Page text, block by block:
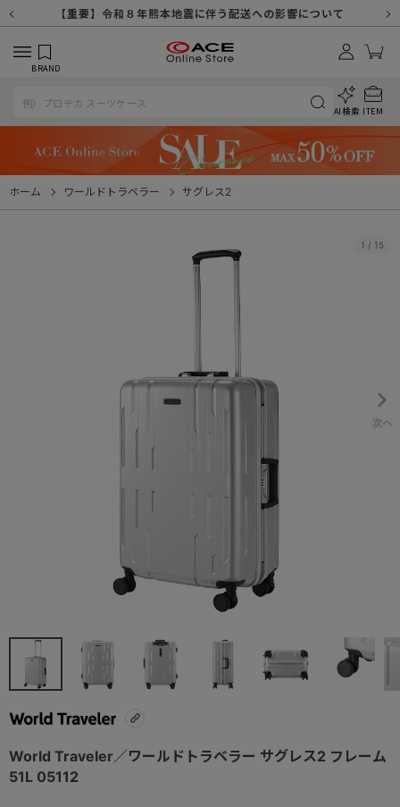
【重要】8/11（火・祝）休業及び配送スケジュールについて
【重要】令和８年熊本地震に伴う配送への影響について
【重要】納品書・領収書ペーパーレス化（電子化）のお知らせ
【重要】天候不良や交通状況・物量増等に伴う配送への影響について
【重要】悪質な詐欺サイトにご注意ください
【重要】各種メールが届かない場合に関しまして
【重要】お問い合わせのご対応に関しまして
【重要】SNSのなりすまし詐欺にご注意ください
BRAND
AI検索 ITEM
ホーム ワールドトラベラー サグレス2
1 / 15
World Traveler／ワールドトラベラー サグレス2 フレーム
51L 05112